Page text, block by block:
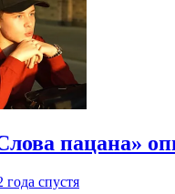
пацана»
года спустя